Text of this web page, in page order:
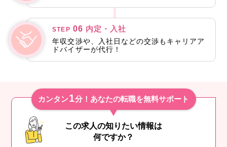
STEP 06 内定・入社
年収交渉や、入社日などの交渉もキャリアア
ドバイザーが代行！
カンタン1分！あなたの転職を無料サポート
この求人の知りたい情報は
何ですか？